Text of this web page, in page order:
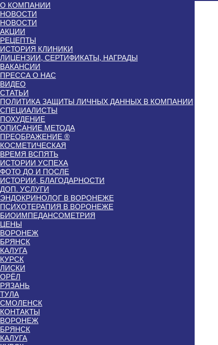
О КОМПАНИИ
НОВОСТИ
НОВОСТИ
АКЦИИ
РЕЦЕПТЫ
ИСТОРИЯ КЛИНИКИ
ЛИЦЕНЗИИ, СЕРТИФИКАТЫ, НАГРАДЫ
ВАКАНСИИ
ПРЕССА О НАС
ВИДЕО
СТАТЬИ
ПОЛИТИКА ЗАЩИТЫ ЛИЧНЫХ ДАННЫХ В КОМПАНИИ
СПЕЦИАЛИСТЫ
ПОХУДЕНИЕ
ОПИСАНИЕ МЕТОДА
ПРЕОБРАЖЕНИЕ ®
КОСМЕТИЧЕСКАЯ
ВРЕМЯ ВСПЯТЬ
ИСТОРИИ УСПЕХА
ФОТО ДО И ПОСЛЕ
ИСТОРИИ, БЛАГОДАРНОСТИ
ДОП. УСЛУГИ
ЭНДОКРИНОЛОГ В ВОРОНЕЖЕ
ПСИХОТЕРАПИЯ В ВОРОНЕЖЕ
БИОИМПЕДАНСОМЕТРИЯ
ЦЕНЫ
ВОРОНЕЖ
БРЯНСК
КАЛУГА
КУРСК
ЛИСКИ
ОРЁЛ
РЯЗАНЬ
ТУЛА
СМОЛЕНСК
КОНТАКТЫ
ВОРОНЕЖ
БРЯНСК
КАЛУГА